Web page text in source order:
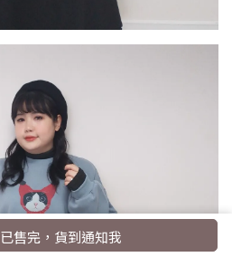
完成
已售完，貨到通知我